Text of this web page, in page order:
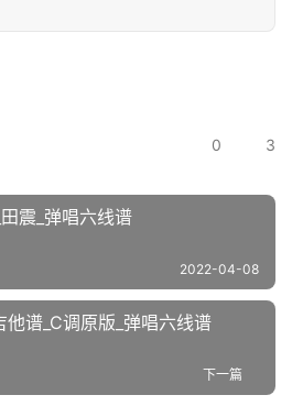
0 3
震_弹唱六线谱
2022-04-08
谱_C调原版_弹唱六线谱
下一篇